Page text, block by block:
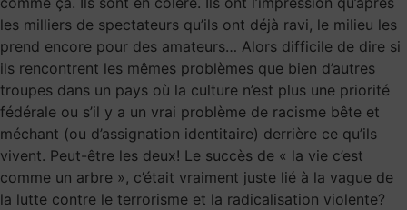
les milliers de spectateurs qu’ils ont déjà ravi, le milieu les
prend encore pour des amateurs… Alors difficile de dire si
ils rencontrent les mêmes problèmes que bien d’autres
troupes dans un pays où la culture n’est plus une priorité
fédérale ou s’il y a un vrai problème de racisme bête et
méchant (ou d’assignation identitaire) derrière ce qu’ils
vivent. Peut-être les deux! Le succès de « la vie c’est
comme un arbre », c’était vraiment juste lié à la vague de
la lutte contre le terrorisme et la radicalisation violente?